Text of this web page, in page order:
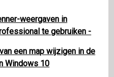
weergaven in
te gebruiken -
een map wijzigen in de
Windows 10